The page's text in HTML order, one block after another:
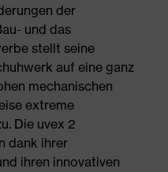
der
und das
stellt seine
auf eine ganz
mechanischen
extreme
Die uvex 2
dank ihrer
ihren innovativen